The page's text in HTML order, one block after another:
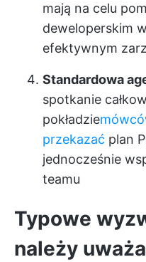
mają na celu
deweloperskim
efektywnym
Standardowa
spotkanie
pokładzie
przekazać plan
jednocześnie
teamu
Typowe
należy